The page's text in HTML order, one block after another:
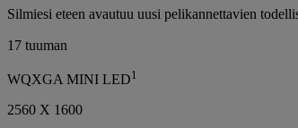
Silmiesi eteen avautuu uusi pelikannettavien
17 tuuman
WQXGA MINI LED1
2560 X 1600